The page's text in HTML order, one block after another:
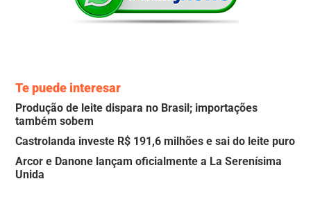
Te puede interesar
Produção de leite dispara no Brasil; importações
também sobem
Castrolanda investe R$ 191,6 milhões e sai do leite puro
Arcor e Danone lançam oficialmente a La Serenísima
Unida